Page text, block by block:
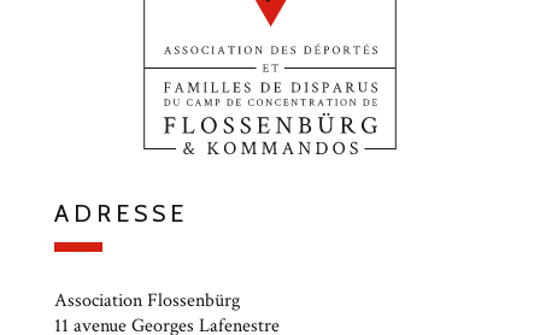
ADRESSE
Association Flossenbürg
11 avenue Georges Lafenestre